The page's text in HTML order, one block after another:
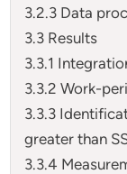
3.2.3 Data
3.3 Results
3.3.1
3.3.2 Work-
3.3.3
greater than
3.3.4